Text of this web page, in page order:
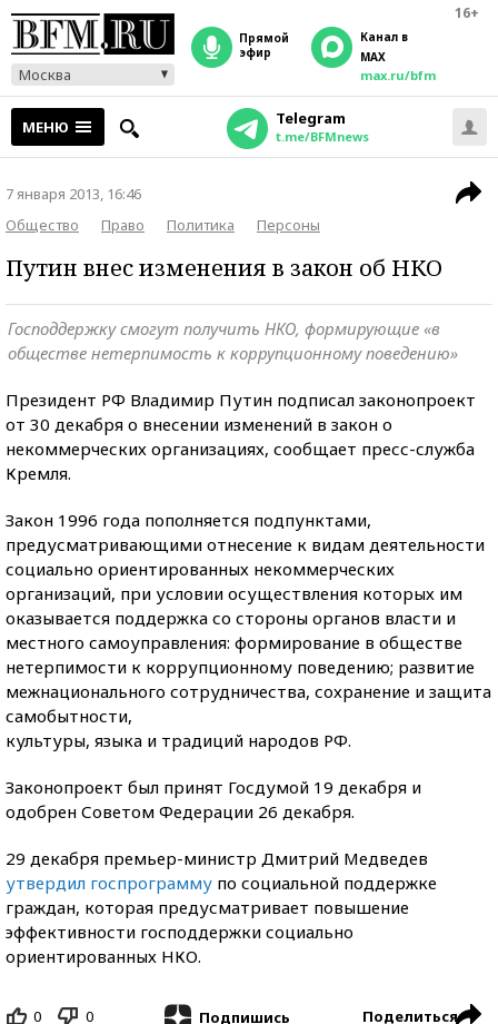
16+
Москва
прямой
эфир
Канал в
MAX
max.ru/bfm
МЕНЮ Telegram
t.me/BFMnews
7 января 2013, 16:46
Общество
Право Политика Персоны
Путин внес изменения в закон об НКО
Господдержку смогут получить НКО, формирующие «в
обществе нетерпимость к коррупционному поведению»
Президент РФ Владимир Путин подписал законопроект
от 30 декабря о внесении изменений в закон о
некоммерческих организациях, сообщает пресс-служба
Кремля.
Закон 1996 года пополняется подпунктами,
предусматривающими отнесение к видам деятельности
социально ориентированных некоммерческих
организаций, при условии осуществления которых им
оказывается поддержка со стороны органов власти и
местного самоуправления: формирование в обществе
нетерпимости к коррупционному поведению; развитие
межнационального сотрудничества, сохранение и защита
самобытности,
культуры, языка и традиций народов РФ.
Законопроект был принят Госдумой 19 декабря и
одобрен Советом Федерации 26 декабря.
29 декабря премьер-министр Дмитрий Медведев
утвердил госпрограмму по социальной поддержке
граждан, которая предусматривает повышение
эффективности господдержки социально
ориентированных НКО.
0 0 Подпишись Поделиться